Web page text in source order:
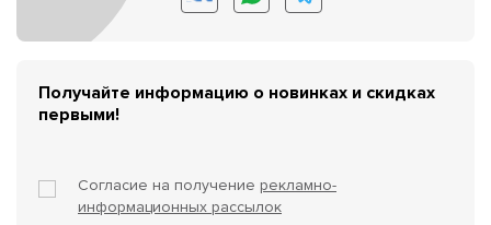
Получайте информацию о новинках и скидках
первыми!
Согласие на получение рекламно-
информационных рассылок